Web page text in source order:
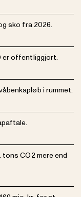
sko fra 2026.
er offentliggjort.
i rummet.
CO2 mere end